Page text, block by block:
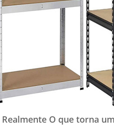
Realmente O que torna